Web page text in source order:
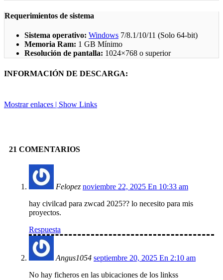
Requerimientos de sistema
Sistema operativo: Windows 7/8.1/10/11 (Solo 64-bit)
Memoria Ram: 1 GB Mínimo
Resolución de pantalla: 1024×768 o superior
INFORMACIÓN DE DESCARGA:
Mostrar enlaces | Show Links
21 COMENTARIOS
Felopez noviembre 22, 2025 En 10:33 am
hay civilcad para zwcad 2025?? lo necesito para mis
proyectos.
Respuesta
Angus1054 septiembre 20, 2025 En 2:10 am
No hay ficheros en las ubicaciones de los linkss